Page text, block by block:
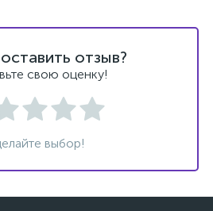
отзыв?
свою оценку!
выбор!